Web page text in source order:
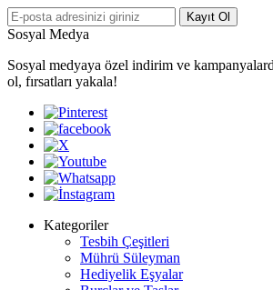
Kayıt Ol
Sosyal Medya
Sosyal medyaya özel indirim ve
ol, fırsatları yakala!
Kategoriler
Tesbih Çeşitleri
Mührü Süleyman
Hediyelik Eşyalar